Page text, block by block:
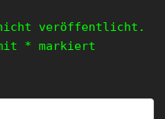
nicht veröffentlicht.
* markiert